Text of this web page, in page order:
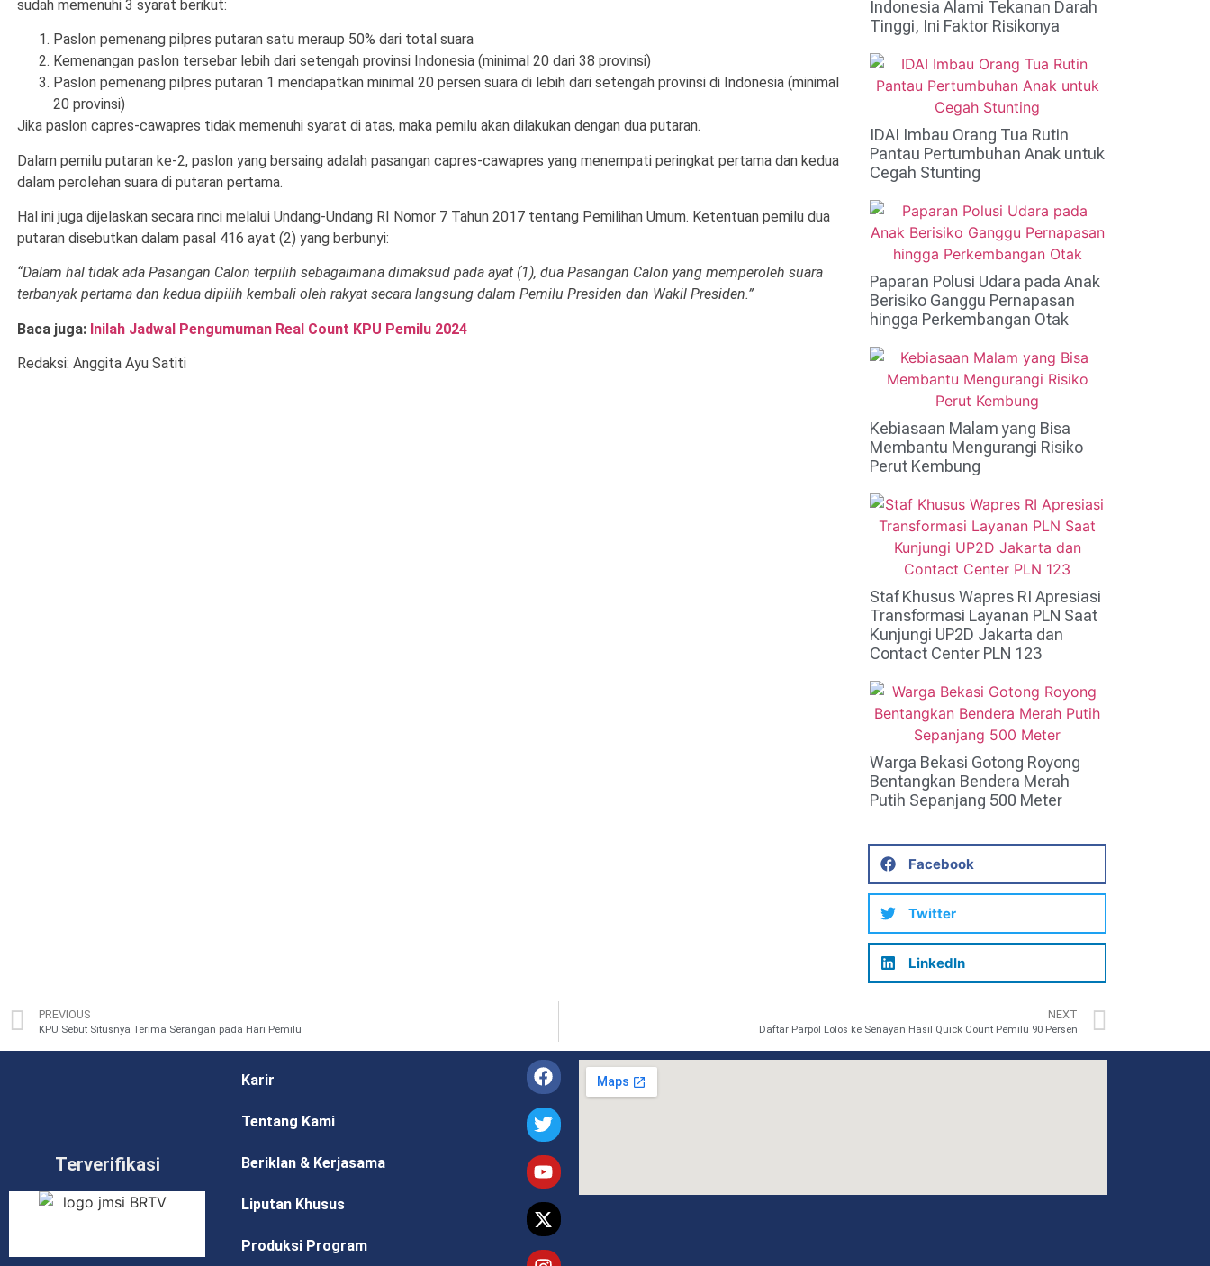
sudah memenuhi 3 syarat berikut:
Paslon pemenang pilpres putaran satu meraup 50% dari total suara
Kemenangan paslon tersebar lebih dari setengah provinsi Indonesia (minimal 20 dari 38 provinsi)
Paslon pemenang pilpres putaran 1 mendapatkan minimal 20 persen suara di lebih dari setengah provinsi di Indonesia (minimal
20 provinsi)
Jika paslon capres-cawapres tidak memenuhi syarat di atas, maka pemilu akan dilakukan dengan dua putaran.
Dalam pemilu putaran ke-2, paslon yang bersaing adalah pasangan capres-cawapres yang menempati peringkat pertama dan kedua
dalam perolehan suara di putaran pertama.
Hal ini juga dijelaskan secara rinci melalui Undang-Undang RI Nomor 7 Tahun 2017 tentang Pemilihan Umum. Ketentuan pemilu dua
putaran disebutkan dalam pasal 416 ayat (2) yang berbunyi:
“Dalam hal tidak ada Pasangan Calon terpilih sebagaimana dimaksud pada ayat (1), dua Pasangan Calon yang memperoleh suara
terbanyak pertama dan kedua dipilih kembali oleh rakyat secara langsung dalam Pemilu Presiden dan Wakil Presiden.”
Baca juga: Inilah Jadwal Pengumuman Real Count KPU Pemilu 2024
Redaksi: Anggita Ayu Satiti
Indonesia Alami Tekanan Darah
Tinggi, Ini Faktor Risikonya
IDAI Imbau Orang Tua Rutin
Pantau Pertumbuhan Anak untuk
Cegah Stunting
Paparan Polusi Udara pada Anak
Berisiko Ganggu Pernapasan
hingga Perkembangan Otak
Kebiasaan Malam yang Bisa
Membantu Mengurangi Risiko
Perut Kembung
Staf Khusus Wapres RI Apresiasi
Transformasi Layanan PLN Saat
Kunjungi UP2D Jakarta dan
Contact Center PLN 123
Warga Bekasi Gotong Royong
Bentangkan Bendera Merah
Putih Sepanjang 500 Meter
Facebook
Twitter
LinkedIn
PREVIOUS
KPU Sebut Situsnya Terima Serangan pada Hari Pemilu
NEXT
Daftar Parpol Lolos ke Senayan Hasil Quick Count Pemilu 90 Persen
Terverifikasi
Karir
Tentang Kami
Beriklan & Kerjasama
Liputan Khusus
Produksi Program